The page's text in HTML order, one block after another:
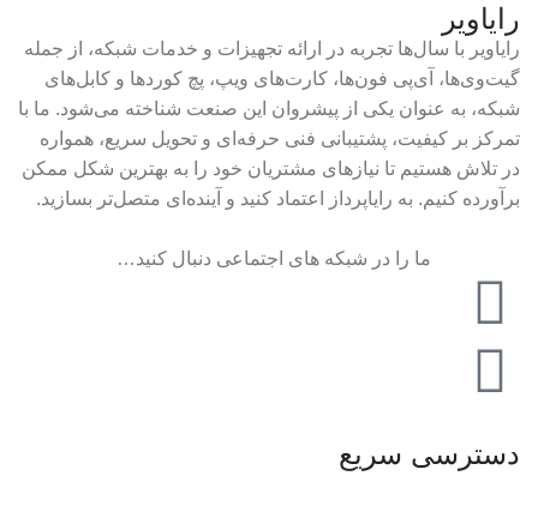
رایاویر
رایاویر با سال‌ها تجربه در ارائه تجهیزات و خدمات شبکه، از جمله
گیت‌وی‌ها، آی‌پی فون‌ها، کارت‌های ویپ، پچ کوردها و کابل‌های
شبکه، به عنوان یکی از پیشروان این صنعت شناخته می‌شود. ما با
تمرکز بر کیفیت، پشتیبانی فنی حرفه‌ای و تحویل سریع، همواره
در تلاش هستیم تا نیازهای مشتریان خود را به بهترین شکل ممکن
برآورده کنیم. به رایاپرداز اعتماد کنید و آینده‌ای متصل‌تر بسازید.
ما را در شبکه های اجتماعی دنبال کنید…
دسترسی سریع